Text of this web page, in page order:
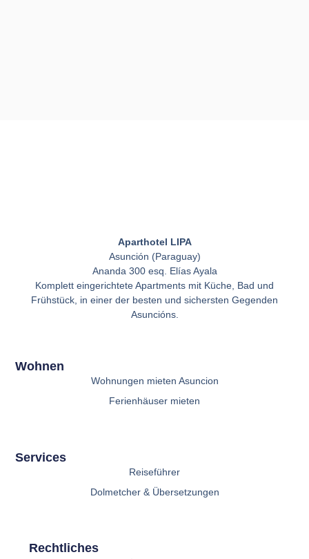
Aparthotel LIPA
Asunción (Paraguay)
Ananda 300 esq. Elías Ayala
Komplett eingerichtete Apartments mit Küche, Bad und
Frühstück, in einer der besten und sichersten Gegenden
Asuncións.
Wohnen
Wohnungen mieten Asuncion
Ferienhäuser mieten
Services
Reiseführer
Dolmetcher & Übersetzungen
Rechtliches